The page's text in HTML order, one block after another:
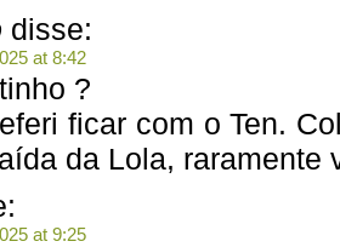
disse:
at 8:42
?
ficar com o Ten.
da Lola, raramente
at 9:25